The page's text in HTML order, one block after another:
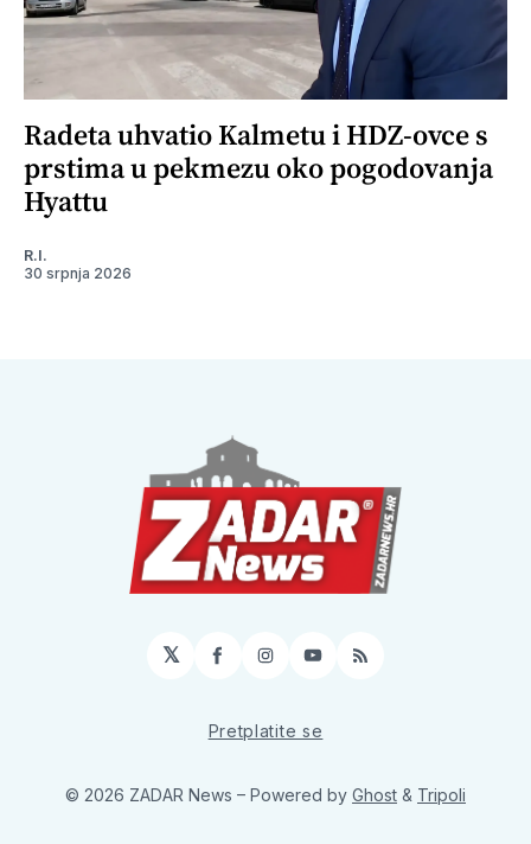
Radeta uhvatio Kalmetu i HDZ-ovce s
prstima u pekmezu oko pogodovanja
Hyattu
R.I.
30 srpnja 2026
𝕏 Facebook
Instagram
YouTube
RSS
Pretplatite se
© 2026 ZADAR News – Powered by Ghost & Tripoli